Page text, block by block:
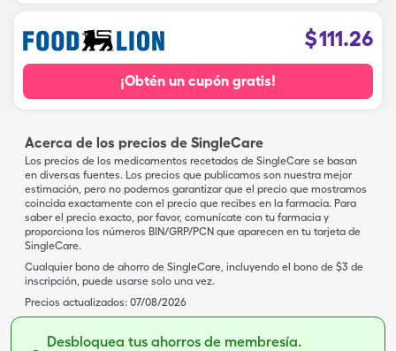
$111.26
¡Obtén un cupón gratis!
Acerca de los precios de SingleCare
Los precios de los medicamentos recetados de SingleCare se basan
en diversas fuentes. Los precios que publicamos son nuestra mejor
estimación, pero no podemos garantizar que el precio que mostramos
coincida exactamente con el precio que recibes en la farmacia. Para
saber el precio exacto, por favor, comunícate con tu farmacia y
proporciona los números BIN/GRP/PCN que aparecen en tu tarjeta de
SingleCare.
Cualquier bono de ahorro de SingleCare, incluyendo el bono de $3 de
inscripción, puede usarse solo una vez.
Precios actualizados: 07/08/2026
Desbloquea tus ahorros de membresía.